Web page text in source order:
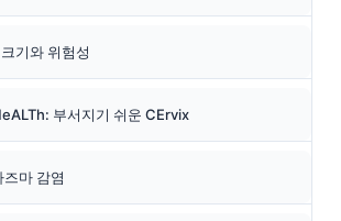
기와 위험성
부서지기 쉬운 CErvix
마 감염